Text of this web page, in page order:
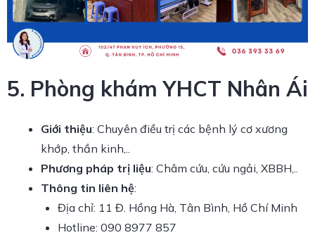
5. Phòng khám YHCT Nhân Ái
Giới thiệu: Chuyên điều trị các bệnh lý cơ xương
khớp, thần kinh,..
Phương pháp trị liệu: Châm cứu, cứu ngải, XBBH,..
Thông tin liên hệ:
Địa chỉ: 11 Đ. Hồng Hà, Tân Bình, Hồ Chí Minh
Hotline: 090 8977 857